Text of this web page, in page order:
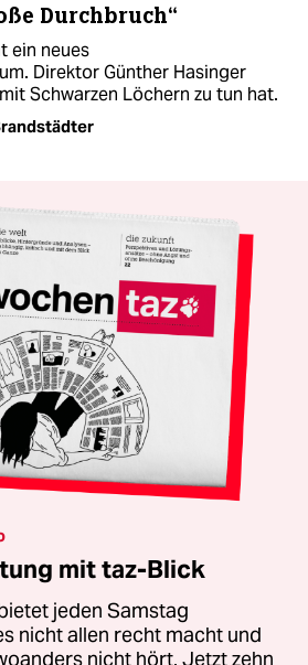
Durchbruch“
ein neues
Direktor Günther Hasinger
Schwarzen Löchern zu tun hat.
mit taz-Blick
jeden Samstag
nicht allen recht macht und
nicht hört. Jetzt zehn